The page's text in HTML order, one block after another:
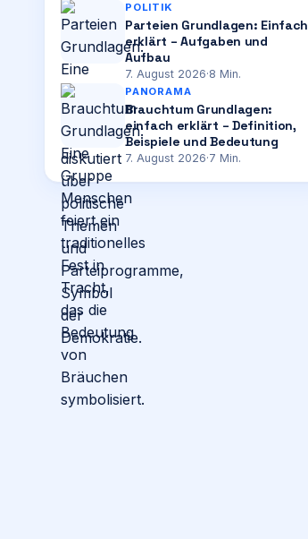
POLITIK
Parteien Grundlagen: Einfach
erklärt – Aufgaben und
Aufbau
7. August 2026·8 Min.
PANORAMA
Brauchtum Grundlagen:
einfach erklärt – Definition,
Beispiele und Bedeutung
7. August 2026·7 Min.